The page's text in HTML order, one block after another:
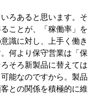
ろあると思います。そ
ことが、「稼働率」を
識に対し、上手く働き
何より保守営業は「保
そろ新製品に替えては
能なのですから。製品
との関係を積極的に維